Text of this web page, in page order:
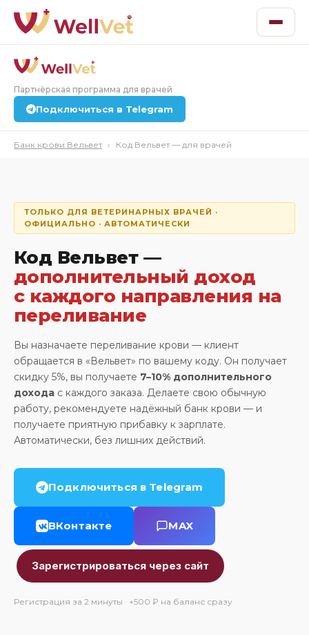
Партнёрская программа для врачей
Подключиться в Telegram
Банк крови Вельвет › Код Вельвет — для врачей
ТОЛЬКО ДЛЯ ВЕТЕРИНАРНЫХ ВРАЧЕЙ ·
ОФИЦИАЛЬНО · АВТОМАТИЧЕСКИ
Код Вельвет —
дополнительный доход
с каждого направления на
переливание
Вы назначаете переливание крови — клиент
обращается в «Вельвет» по вашему коду. Он получает
скидку 5%, вы получаете 7–10% дополнительного
дохода с каждого заказа. Делаете свою обычную
работу, рекомендуете надёжный банк крови — и
получаете приятную прибавку к зарплате.
Автоматически, без лишних действий.
Подключиться в Telegram
ВКонтакте MAX
Зарегистрироваться через сайт
Регистрация за 2 минуты · +500 ₽ на баланс сразу